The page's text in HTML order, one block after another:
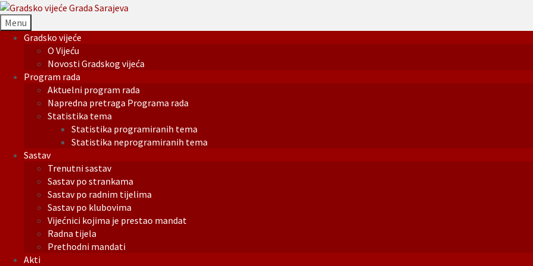
Menu
Gradsko vijeće
O Vijeću
Novosti Gradskog vijeća
Program rada
Aktuelni program rada
Napredna pretraga Programa rada
Statistika tema
Statistika programiranih tema
Statistika neprogramiranih tema
Sastav
Trenutni sastav
Sastav po strankama
Sastav po radnim tijelima
Sastav po klubovima
Vijećnici kojima je prestao mandat
Radna tijela
Prethodni mandati
Akti